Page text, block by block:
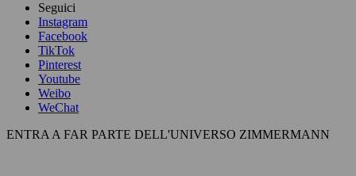
Seguici
Instagram
Facebook
TikTok
Pinterest
Youtube
Weibo
WeChat
ENTRA A FAR PARTE DELL'UNIVERSO ZIMMERMANN